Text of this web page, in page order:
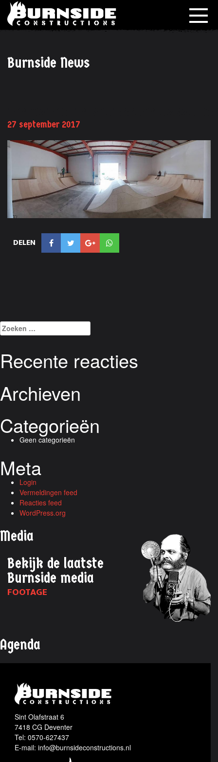
Burnside News
27 september 2017
DELEN
Zoeken
naar:
Recente reacties
Archieven
Categorieën
Geen categorieën
Meta
Login
Vermeldingen feed
Reacties feed
WordPress.org
Media
Bekijk de laatste
Burnside media
FOOTAGE
Agenda
Sint Olafstraat 6
7418 CG Deventer
Tel: 0570-627437
E-mail: info@burnsideconstructions.nl